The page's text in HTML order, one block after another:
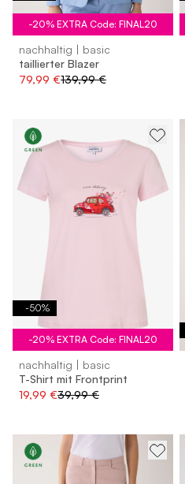
-20% EXTRA Code: FINAL20
nachhaltig | basic
taillierter Blazer
79,99 €139,99 €
-50%
-20% EXTRA Code: FINAL20
nachhaltig | basic
T-Shirt mit Frontprint
19,99 €39,99 €